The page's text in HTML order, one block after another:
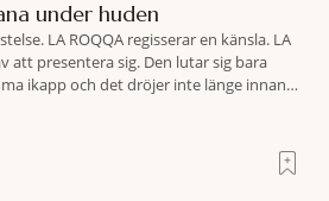
under huden
LA ROQQA regisserar en känsla. LA
att presentera sig. Den lutar sig bara
ikapp och det dröjer inte länge innan